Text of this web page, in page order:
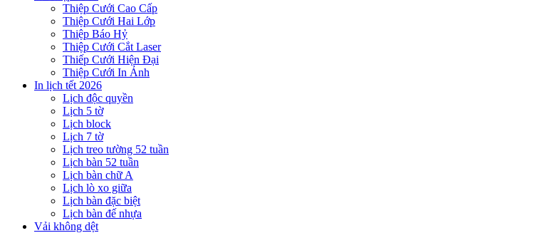
Thiệp Cưới Cao Cấp
Thiệp Cưới Hai Lớp
Thiệp Báo Hỷ
Thiệp Cưới Cắt Laser
Thiếp Cưới Hiện Đại
Thiệp Cưới In Ảnh
In lịch tết 2026
Lịch độc quyền
Lịch 5 tờ
Lịch block
Lịch 7 tờ
Lịch treo tường 52 tuần
Lịch bàn 52 tuần
Lịch bàn chữ A
Lịch lò xo giữa
Lịch bàn đặc biệt
Lịch bàn đế nhựa
Vải không dệt